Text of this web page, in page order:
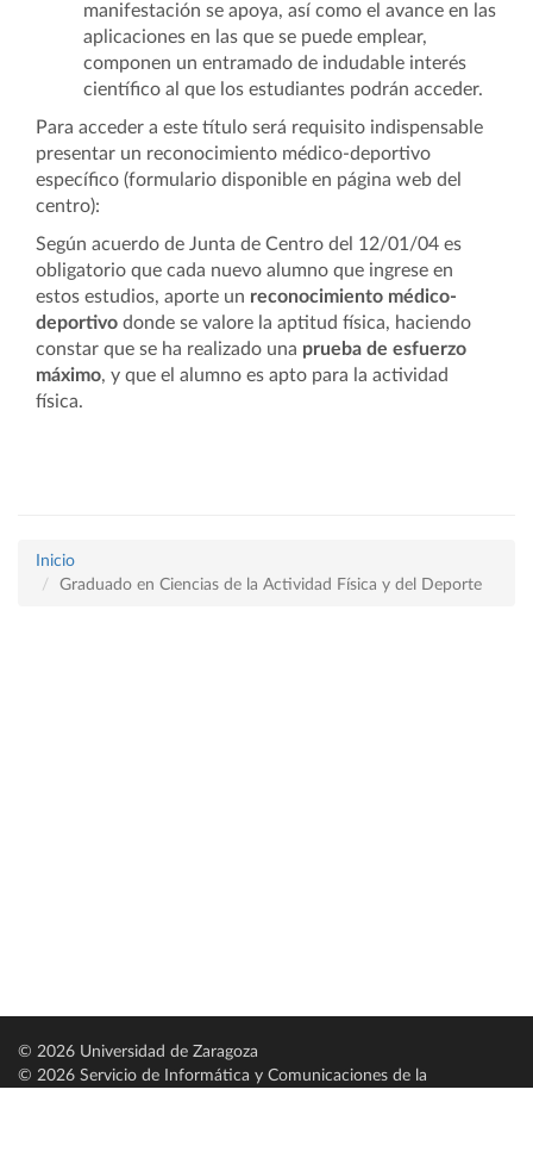
manifestación se apoya, así como el avance en las
aplicaciones en las que se puede emplear,
componen un entramado de indudable interés
científico al que los estudiantes podrán acceder.
Para acceder a este título será requisito indispensable
presentar un reconocimiento médico-deportivo
específico (formulario disponible en página web del
centro):
Según acuerdo de Junta de Centro del 12/01/04 es
obligatorio que cada nuevo alumno que ingrese en
estos estudios, aporte un reconocimiento médico-
deportivo donde se valore la aptitud física, haciendo
constar que se ha realizado una prueba de esfuerzo
máximo, y que el alumno es apto para la actividad
física.
Inicio
Graduado en Ciencias de la Actividad Física y del Deporte
© 2026 Universidad de Zaragoza
© 2026 Servicio de Informática y Comunicaciones de la